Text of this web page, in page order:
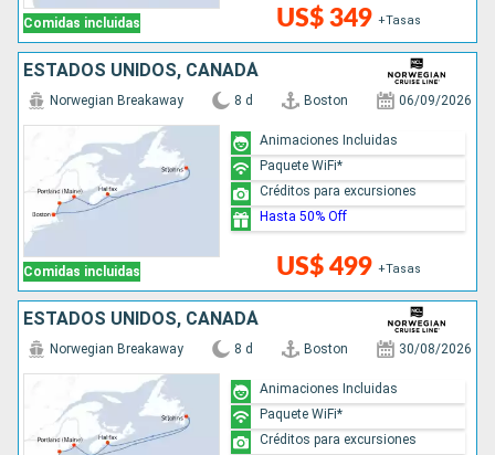
Comidas incluidas US$ 349 +Tasas
ESTADOS UNIDOS, CANADÁ
Comidas incluidas
Norwegian Breakaway 8 d Boston 06/09/2026
US$ 499 +Tasas
Animaciones Incluidas
Paquete WiFi*
Créditos para excursiones
Hasta 50% Off
ESTADOS UNIDOS, CANADÁ
Norwegian Breakaway 8 d Boston 30/08/2026
Animaciones Incluidas
Paquete WiFi*
Créditos para excursiones